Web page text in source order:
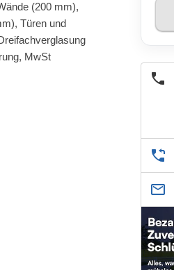
(200 mm),
Türen und
MwSt